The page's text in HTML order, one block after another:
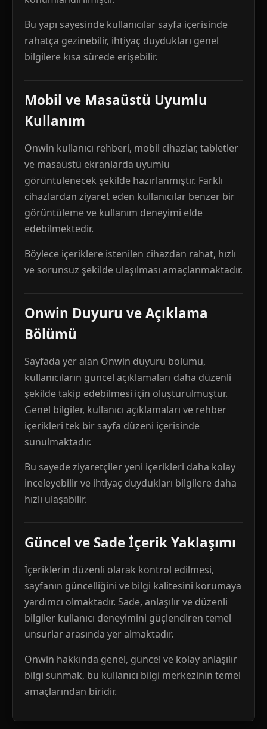
Bu yapı sayesinde kullanıcılar sayfa içerisinde
rahatça gezinebilir, ihtiyaç duydukları genel
bilgilere kısa sürede erişebilir.
Mobil ve Masaüstü Uyumlu
Kullanım
Onwin kullanıcı rehberi, mobil cihazlar, tabletler
ve masaüstü ekranlarda uyumlu
görüntülenecek şekilde hazırlanmıştır. Farklı
cihazlardan ziyaret eden kullanıcılar benzer bir
görüntüleme ve kullanım deneyimi elde
edebilmektedir.
Böylece içeriklere istenilen cihazdan rahat, hızlı
ve sorunsuz şekilde ulaşılması amaçlanmaktadır.
Onwin Duyuru ve Açıklama
Bölümü
Sayfada yer alan Onwin duyuru bölümü,
kullanıcıların güncel açıklamaları daha düzenli
şekilde takip edebilmesi için oluşturulmuştur.
Genel bilgiler, kullanıcı açıklamaları ve rehber
içerikleri tek bir sayfa düzeni içerisinde
sunulmaktadır.
Bu sayede ziyaretçiler yeni içerikleri daha kolay
inceleyebilir ve ihtiyaç duydukları bilgilere daha
hızlı ulaşabilir.
Güncel ve Sade İçerik Yaklaşımı
İçeriklerin düzenli olarak kontrol edilmesi,
sayfanın güncelliğini ve bilgi kalitesini korumaya
yardımcı olmaktadır. Sade, anlaşılır ve düzenli
bilgiler kullanıcı deneyimini güçlendiren temel
unsurlar arasında yer almaktadır.
Onwin hakkında genel, güncel ve kolay anlaşılır
bilgi sunmak, bu kullanıcı bilgi merkezinin temel
amaçlarından biridir.